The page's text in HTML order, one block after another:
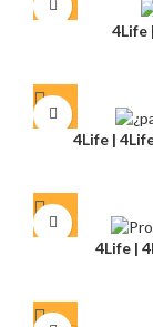
4Life
4Life |
4Life |